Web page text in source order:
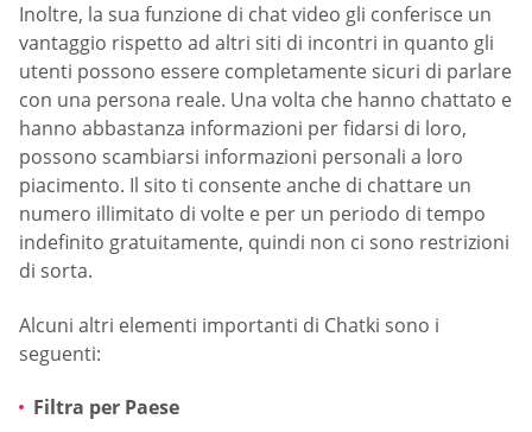
Inoltre, la sua funzione di chat video gli conferisce un
vantaggio rispetto ad altri siti di incontri in quanto gli
utenti possono essere completamente sicuri di parlare
con una persona reale. Una volta che hanno chattato e
hanno abbastanza informazioni per fidarsi di loro,
possono scambiarsi informazioni personali a loro
piacimento. Il sito ti consente anche di chattare un
numero illimitato di volte e per un periodo di tempo
indefinito gratuitamente, quindi non ci sono restrizioni
di sorta.
Alcuni altri elementi importanti di Chatki sono i
seguenti:
Filtra per Paese